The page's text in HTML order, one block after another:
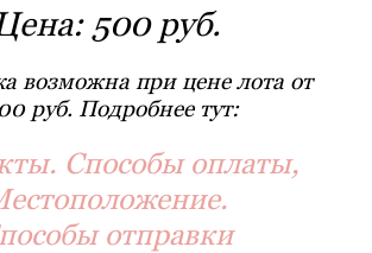
500 руб.
возможна при цене лота от
руб. Подробнее тут:
Способы оплаты,
отправки